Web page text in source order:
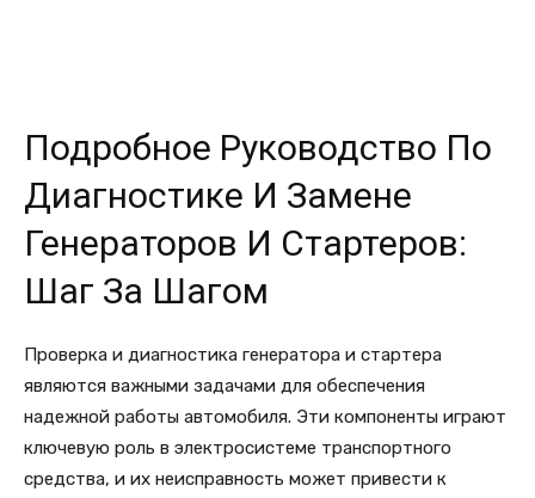
Подробное Руководство По
Диагностике И Замене
Генераторов И Стартеров:
Шаг За Шагом
Проверка и диагностика генератора и стартера
являются важными задачами для обеспечения
надежной работы автомобиля. Эти компоненты играют
ключевую роль в электросистеме транспортного
средства, и их неисправность может привести к